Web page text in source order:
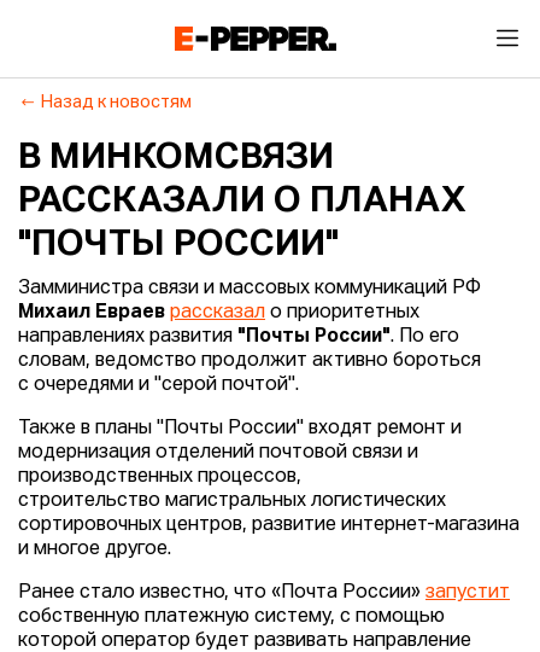
Назад к новостям
В МИНКОМСВЯЗИ
РАССКАЗАЛИ О ПЛАНАХ
"ПОЧТЫ РОССИИ"
Замминистра связи и массовых коммуникаций РФ
Михаил Евраев рассказал о приоритетных
направлениях развития "Почты России". По его
словам, ведомство продолжит активно бороться
с очередями и "серой почтой".
Также в планы "Почты России" входят ремонт и
модернизация отделений почтовой связи и
производственных процессов,
строительство магистральных логистических
сортировочных центров, развитие интернет-магазина
и многое другое.
Ранее стало известно, что «Почта России» запустит
собственную платежную систему, с помощью
которой оператор будет развивать направление